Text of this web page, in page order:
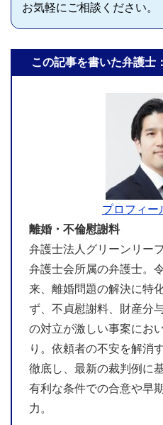
お気軽にご相談ください。
この記事を書いた弁護
プロフィー
離婚・不倫慰謝料
弁護士法人グリーンリー
弁護士会所属の弁護士。
来、離婚問題の解決に特
ず、不貞慰謝料、財産分
の対立が激しい事案にお
り。依頼者の不安を解消
徹底し、最新の裁判例に
有利な条件での合意や早
力。